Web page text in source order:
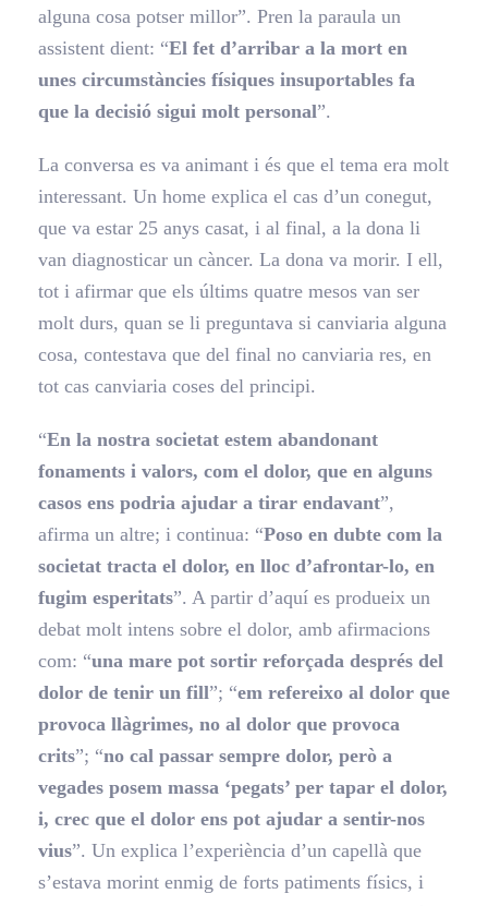
alguna cosa potser millor”. Pren la paraula un
assistent dient: “El fet d’arribar a la mort en
unes circumstàncies físiques insuportables fa
que la decisió sigui molt personal”.
La conversa es va animant i és que el tema era molt
interessant. Un home explica el cas d’un conegut,
que va estar 25 anys casat, i al final, a la dona li
van diagnosticar un càncer. La dona va morir. I ell,
tot i afirmar que els últims quatre mesos van ser
molt durs, quan se li preguntava si canviaria alguna
cosa, contestava que del final no canviaria res, en
tot cas canviaria coses del principi.
“En la nostra societat estem abandonant
fonaments i valors, com el dolor, que en alguns
casos ens podria ajudar a tirar endavant”,
afirma un altre; i continua: “Poso en dubte com la
societat tracta el dolor, en lloc d’afrontar-lo, en
fugim esperitats”. A partir d’aquí es produeix un
debat molt intens sobre el dolor, amb afirmacions
com: “una mare pot sortir reforçada després del
dolor de tenir un fill”; “em refereixo al dolor que
provoca llàgrimes, no al dolor que provoca
crits”; “no cal passar sempre dolor, però a
vegades posem massa ‘pegats’ per tapar el dolor,
i, crec que el dolor ens pot ajudar a sentir-nos
vius”. Un explica l’experiència d’un capellà que
s’estava morint enmig de forts patiments físics, i